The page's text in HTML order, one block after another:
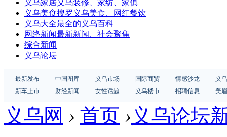
义乌家居义乌装修、家纺、家俱
义乌美食搜罗义乌美食、网红餐饮
义乌大全最全的义乌百科
网络新闻最新新闻、社会聚焦
综合新闻
义乌论坛
最新发布 中国图库 义乌市场 国际商贸 情感沙龙
义
新车上市
财经新闻 女性话题 义乌楼市 招聘信息 美
义乌网 › 首页 › 义乌论坛